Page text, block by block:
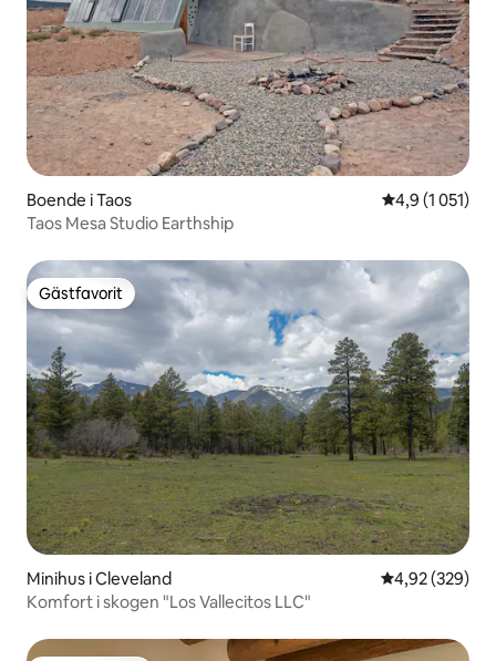
Boende i Taos 4,9 av 5 i
4,9 (1 051)
Taos Mesa Studio Earthship
Gästfavorit
Gästfavorit
Minihus i Cleveland 4,92 av 5 i
4,92 (329)
Komfort i skogen "Los Vallecitos LLC"